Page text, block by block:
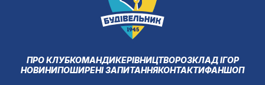
ПРО КЛУБКОМАНДИКЕРІВНИЦТВОРОЗКЛАД ІГОР
НОВИНИПОШИРЕНІ ЗАПИТАННЯКОНТАКТИФАНШОП